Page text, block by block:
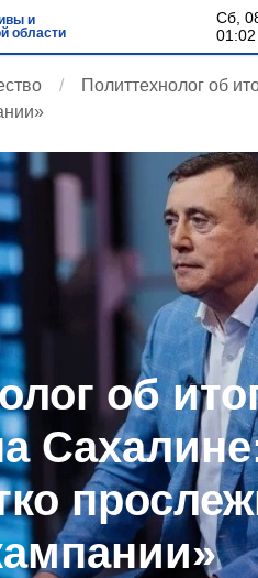
и
области
сб,
01:02
Политтехнолог об
об